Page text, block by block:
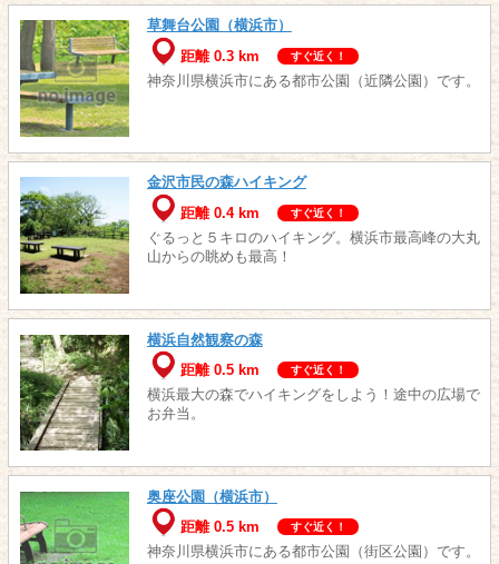
草舞台公園（横浜市）
距離 0.3 km
すぐ近く！
神奈川県横浜市にある都市公園（近隣公園）です。
金沢市民の森ハイキング
距離 0.4 km
すぐ近く！
ぐるっと５キロのハイキング。横浜市最高峰の大丸
山からの眺めも最高！
横浜自然観察の森
距離 0.5 km
すぐ近く！
横浜最大の森でハイキングをしよう！途中の広場で
お弁当。
奥座公園（横浜市）
距離 0.5 km
すぐ近く！
神奈川県横浜市にある都市公園（街区公園）です。